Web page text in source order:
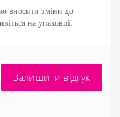
вносити зміни до
на упаковці.
Залишити відгук